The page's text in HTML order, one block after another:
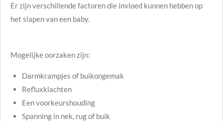
Er zijn verschillende factoren die invloed kunnen hebben op
het slapen van een baby.
Mogelijke oorzaken zijn:
Darmkrampjes of buikongemak
Refluxklachten
Een voorkeurshouding
Spanning in nek, rug of buik